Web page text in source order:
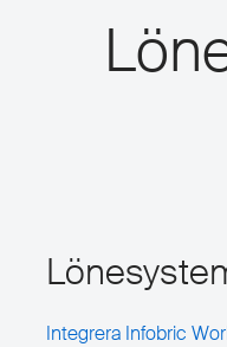
Integrera Infobric